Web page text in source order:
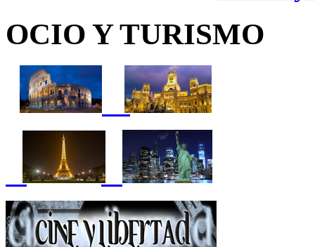
OCIO Y TURISMO